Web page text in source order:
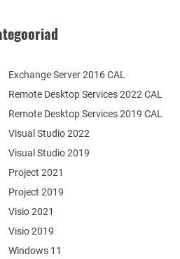
Remote Desktop Services 2022 CAL
Remote Desktop Services 2019 CAL
Exchange Server 2016 CAL
Visual Studio 2022
Visual Studio 2019
Project 2021
Project 2019
Visio 2021
Visio 2019
Windows 11